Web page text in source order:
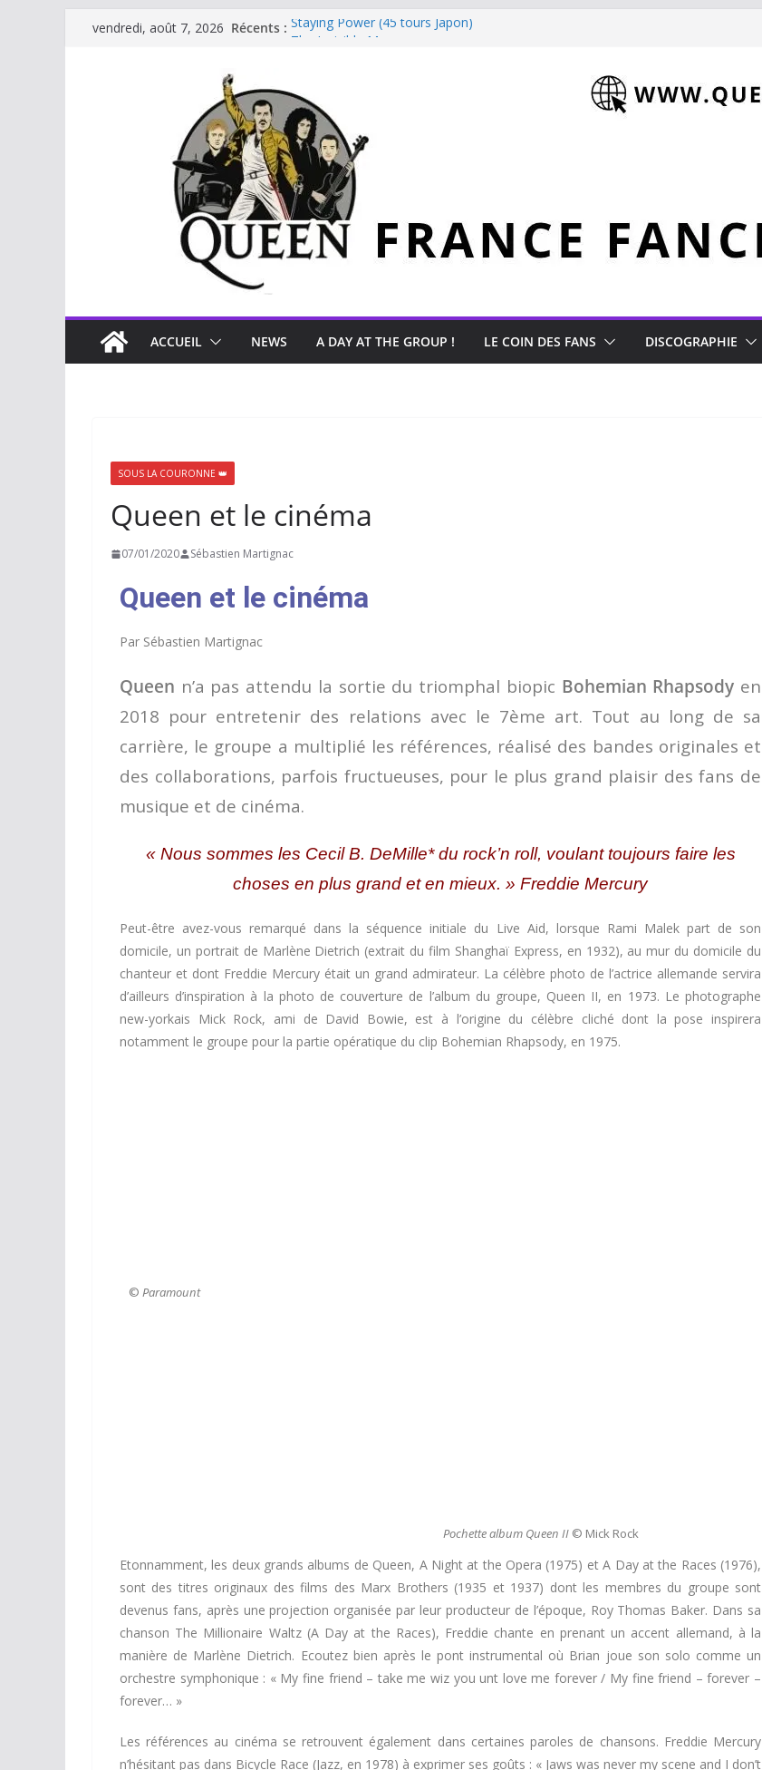
vendredi, août 7, 2026 Récents : Staying Power (45 tours Japon)
Beautiful Dreams
ACCUEIL NEWS A DAY AT THE GROUP ! LE COIN DES FANS DISCOGRAPHIE
SOUS LA COURONNE 👑
Queen et le cinéma
07/01/2020 Sébastien Martignac
Queen et le cinéma
Par Sébastien Martignac
Queen n’a pas attendu la sortie du triomphal biopic Bohemian Rhapsody en
2018 pour entretenir des relations avec le 7ème art. Tout au long de sa
carrière, le groupe a multiplié les références, réalisé des bandes originales et
des collaborations, parfois fructueuses, pour le plus grand plaisir des fans de
musique et de cinéma.
« Nous sommes les Cecil B. DeMille* du rock’n roll, voulant toujours faire les
choses en plus grand et en mieux. » Freddie Mercury
Peut-être avez-vous remarqué dans la séquence initiale du Live Aid, lorsque Rami Malek part de son
domicile, un portrait de Marlène Dietrich (extrait du film Shanghaï Express, en 1932), au mur du domicile du
chanteur et dont Freddie Mercury était un grand admirateur. La célèbre photo de l’actrice allemande servira
d’ailleurs d’inspiration à la photo de couverture de l’album du groupe, Queen II, en 1973. Le photographe
new-yorkais Mick Rock, ami de David Bowie, est à l’origine du célèbre cliché dont la pose inspirera
notamment le groupe pour la partie opératique du clip Bohemian Rhapsody, en 1975.
© Paramount
Pochette album Queen II© Mick Rock
Etonnamment, les deux grands albums de Queen, A Night at the Opera (1975) et A Day at the Races (1976),
sont des titres originaux des films des Marx Brothers (1935 et 1937) dont les membres du groupe sont
devenus fans, après une projection organisée par leur producteur de l’époque, Roy Thomas Baker. Dans sa
chanson The Millionaire Waltz (A Day at the Races), Freddie chante en prenant un accent allemand, à la
manière de Marlène Dietrich. Ecoutez bien après le pont instrumental où Brian joue son solo comme un
orchestre symphonique : « My fine friend – take me wiz you unt love me forever / My fine friend – forever –
forever… »
Les références au cinéma se retrouvent également dans certaines paroles de chansons. Freddie Mercury
n’hésitant pas dans Bicycle Race (Jazz, en 1978) à exprimer ses goûts : « Jaws was never my scene and I don’t